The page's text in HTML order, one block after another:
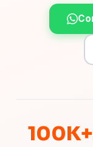
100K+